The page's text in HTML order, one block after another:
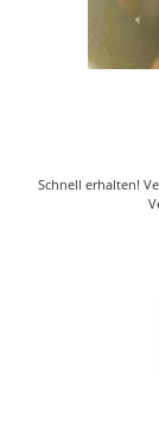
Schnell erhalten!